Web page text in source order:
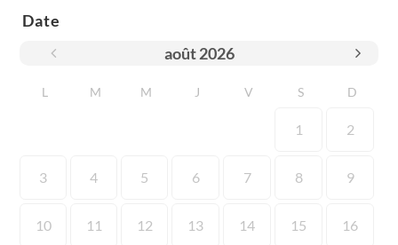
Date
août 2026
L M M J V S D
1 2
3 4 5 6 7 8 9
10 11 12 13 14 15 16